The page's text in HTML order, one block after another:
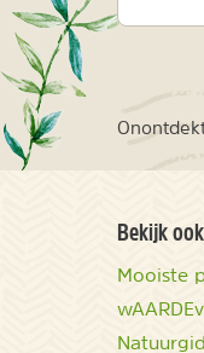
Bekijk ook
Mooiste